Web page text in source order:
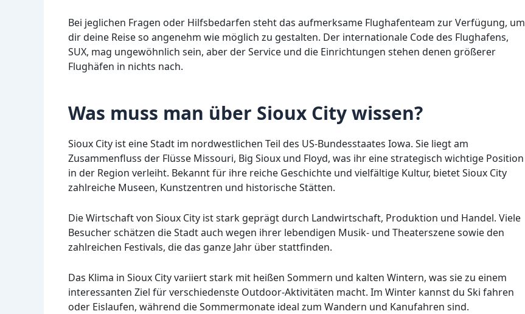
Bei jeglichen Fragen oder Hilfsbedarfen steht das aufmerksame Flughafenteam zur Verfügung, um
dir deine Reise so angenehm wie möglich zu gestalten. Der internationale Code des Flughafens,
SUX, mag ungewöhnlich sein, aber der Service und die Einrichtungen stehen denen größerer
Flughäfen in nichts nach.
Was muss man über Sioux City wissen?
Sioux City ist eine Stadt im nordwestlichen Teil des US-Bundesstaates Iowa. Sie liegt am
Zusammenfluss der Flüsse Missouri, Big Sioux und Floyd, was ihr eine strategisch wichtige Position
in der Region verleiht. Bekannt für ihre reiche Geschichte und vielfältige Kultur, bietet Sioux City
zahlreiche Museen, Kunstzentren und historische Stätten.
Die Wirtschaft von Sioux City ist stark geprägt durch Landwirtschaft, Produktion und Handel. Viele
Besucher schätzen die Stadt auch wegen ihrer lebendigen Musik- und Theaterszene sowie den
zahlreichen Festivals, die das ganze Jahr über stattfinden.
Das Klima in Sioux City variiert stark mit heißen Sommern und kalten Wintern, was sie zu einem
interessanten Ziel für verschiedenste Outdoor-Aktivitäten macht. Im Winter kannst du Ski fahren
oder Eislaufen, während die Sommermonate ideal zum Wandern und Kanufahren sind.